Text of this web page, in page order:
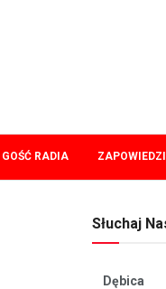
GOŚĆ RADIA ZAPOWIEDZI
Słuchaj
Dębica